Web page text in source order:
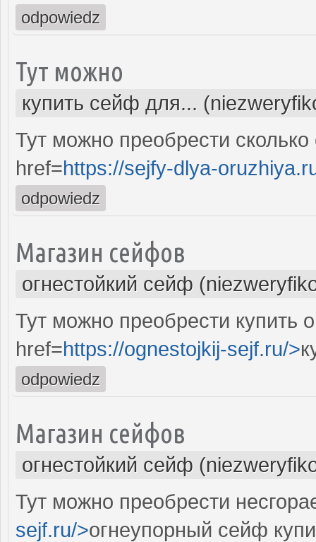
odpowiedz
Тут можно
купить сейф для...
Тут можно преобрести
href=https://sejfy-dlya-
odpowiedz
Магазин сейфов
огнестойкий сейф
Тут можно преобрести купить
href=https://ognestojkij-sejf.ru/>
odpowiedz
Магазин сейфов
огнестойкий сейф
Тут можно преобрести
sejf.ru/>огнеупорный сейф